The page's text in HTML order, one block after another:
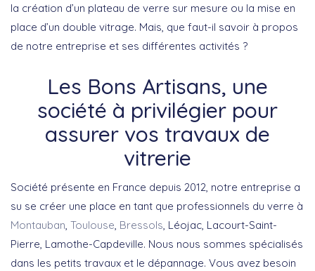
la création d’un plateau de verre sur mesure ou la mise en
place d’un double vitrage. Mais, que faut-il savoir à propos
de notre entreprise et ses différentes activités ?
Les Bons Artisans, une
société à privilégier pour
assurer vos travaux de
vitrerie
Société présente en France depuis 2012, notre entreprise a
su se créer une place en tant que professionnels du verre à
Montauban Toulouse Bressols , Léojac, Lacourt-Saint-
Pierre, Lamothe-Capdeville. Nous nous sommes spécialisés
dans les petits travaux et le dépannage. Vous avez besoin